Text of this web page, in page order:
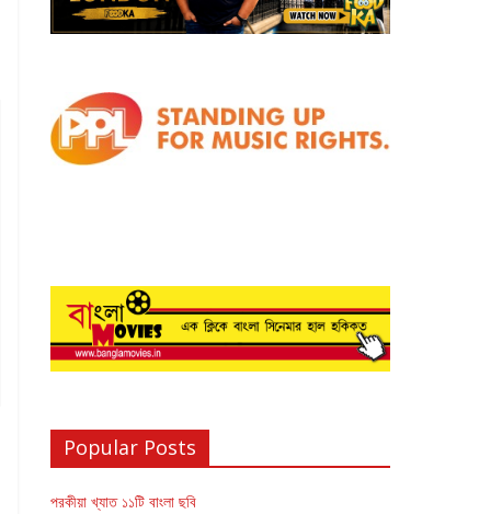
Popular Posts
পরকীয়া খ্যাত ১১টি বাংলা ছবি